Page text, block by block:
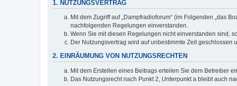
1. NUTZUNGSVERTRAG
Mit dem Zugriff auf „Dampfradioforum“ (im Folgenden „das
nachfolgenden Regelungen einverstanden.
Wenn Sie mit diesen Regelungen nicht einverstanden sind,
Der Nutzungsvertrag wird auf unbestimmte Zeit
2. EINRÄUMUNG VON NUTZUNGSRECHTEN
Mit dem Erstellen eines Beitrags erteilen Sie dem Betreiber
Das Nutzungsrecht nach Punkt 2, Unterpunkt a bleibt auch